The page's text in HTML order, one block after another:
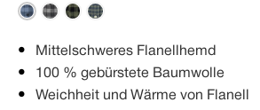
Mittelschweres Flanellhemd
100 % gebürstete Baumwolle
Weichheit und Wärme von Flanell